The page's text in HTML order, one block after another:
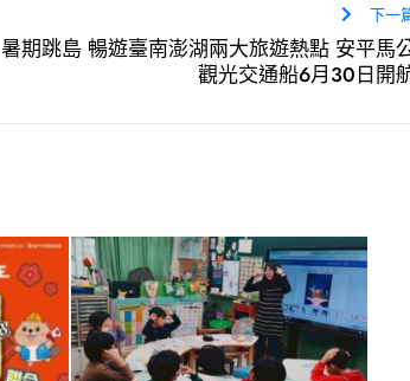
下一
暑期跳島 暢遊臺南澎湖兩大旅遊熱點 安平馬
觀光交通船6月30日開